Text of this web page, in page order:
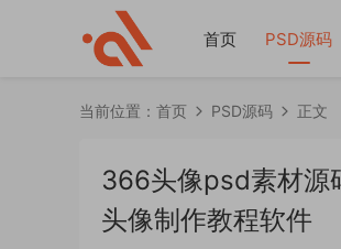
首页 PSD源码
当前位置： 首页 PSD源码 正文
366头像psd素材源
头像制作教程软件